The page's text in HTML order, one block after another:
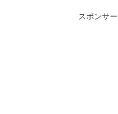
スポンサ